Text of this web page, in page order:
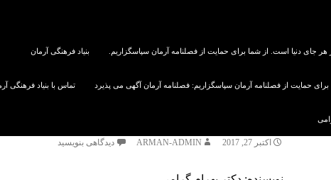
جای دنیا است. از شما برای حمایت از فصلنامه آرمان سپاسگزاریم.
بنیاد فرهنگی آرمان
حمایت از فصلنامه آرمان سپاسگزاریم: فصلنامه آرمان آگهی می پذیرد تماس با بنیاد فرهنگی
دسته‌بندی نشده
اکتبر 27, 2017 ARMAN-ADMIN دیدگاهی بنویسید